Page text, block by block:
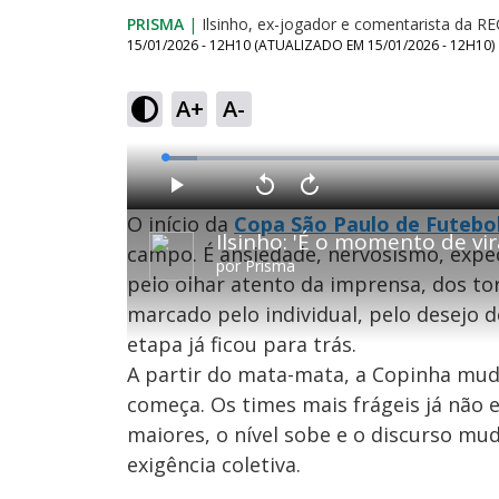
PRISMA | Ilsinho, ex-jogador e comentarista da
15/01/2026 - 12H10 (ATUALIZADO EM 15/01/2026 - 12H10)
A+ A-
Ilsinho: 'É o momento de
porPrisma
P
l
a
y
V
o
l
t
a
r
1
0
s
g
u
d
o
s
A
v
a
n
ç
a
1
0
e
g
n
o
M
u
L
o
a
d
e
d
.
3
%
O início da Copa São Paulo de
campo. É ansiedade, nervosismo,
pelo olhar atento da imprensa, dos
marcado pelo individual, pelo desejo
etapa já ficou para trás.
A partir do mata-mata, a Copinha
começa. Os times mais frágeis já
maiores, o nível sobe e o discurso
exigência coletiva.